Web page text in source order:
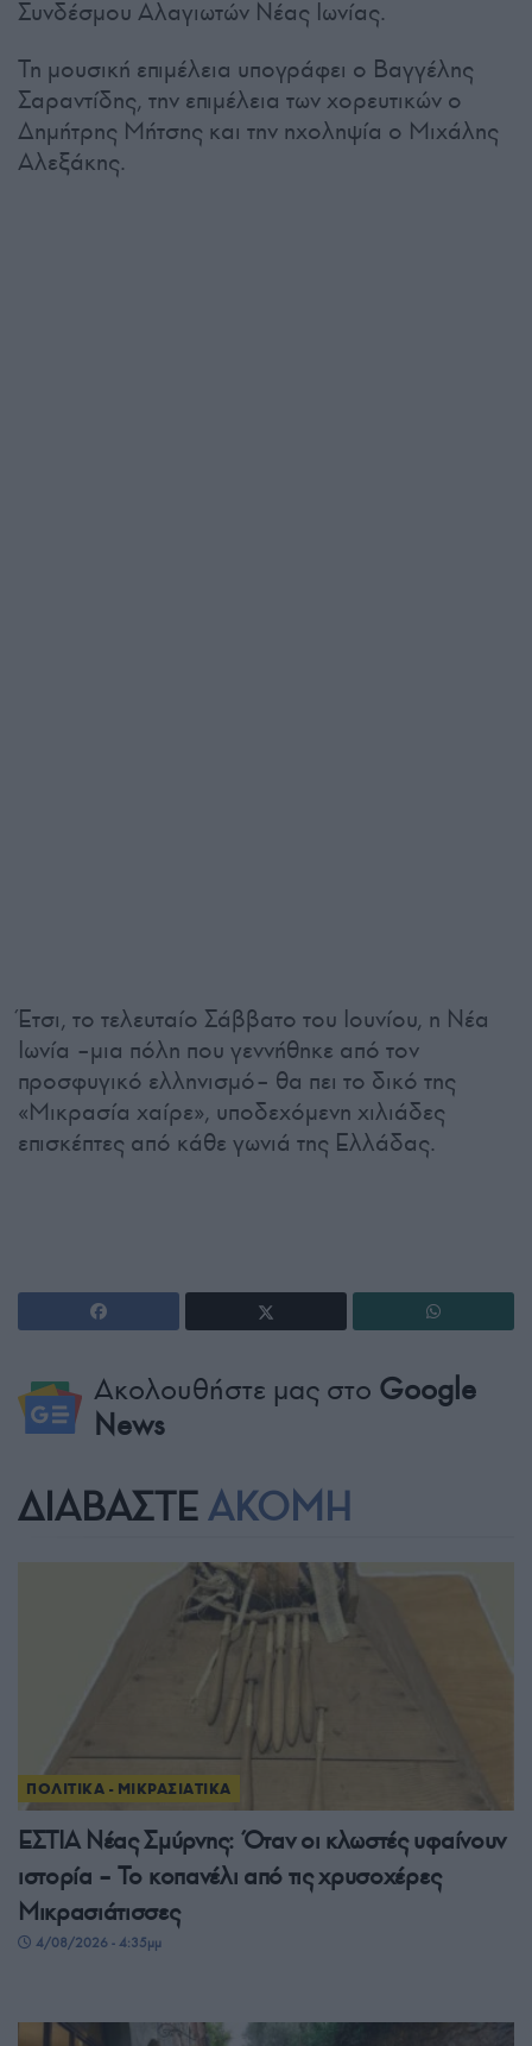
Συνδέσμου Αλαγιωτών Νέας Ιωνίας.
Τη μουσική επιμέλεια υπογράφει ο Βαγγέλης
Σαραντίδης, την επιμέλεια των χορευτικών ο
Δημήτρης Μήτσης και την ηχοληψία ο Μιχάλης
Αλεξάκης.
Έτσι, το τελευταίο Σάββατο του Ιουνίου, η Νέα
Ιωνία –μια πόλη που γεννήθηκε από τον
προσφυγικό ελληνισμό– θα πει το δικό της
«Μικρασία χαίρε», υποδεχόμενη χιλιάδες
επισκέπτες από κάθε γωνιά της Ελλάδας.
Ακολουθήστε μας στο Google
News
ΔΙΑΒΑΣΤΕ ΑΚΟΜΗ
ΠΟΛΙΤΙΚΑ - ΜΙΚΡΑΣΙΑΤΙΚΑ
ΕΣΤΙΑ Νέας Σμύρνης: Όταν οι κλωστές υφαίνουν
ιστορία – Το κοπανέλι από τις χρυσοχέρες
Μικρασιάτισσες
4/08/2026 - 4:35μμ